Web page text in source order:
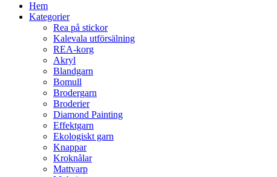
Hem
Kategorier
Rea på stickor
Kalevala utförsälning
REA-korg
Akryl
Blandgarn
Bomull
Brodergarn
Broderier
Diamond Painting
Effektgarn
Ekologiskt garn
Knappar
Kroknålar
Mattvarp